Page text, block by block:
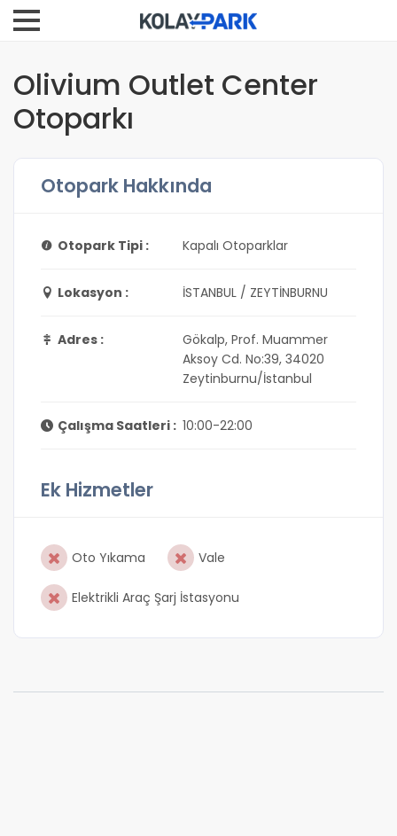
Olivium Outlet Center
Otoparkı
Otopark Hakkında
Otopark Tipi : Kapalı Otoparklar
Lokasyon : İSTANBUL / ZEYTİNBURNU
Adres :
Gökalp, Prof. Muammer
Aksoy Cd. No:39, 34020
Zeytinburnu/İstanbul
Çalışma Saatleri : 10:00-22:00
Ek Hizmetler
Oto Yıkama Vale
Elektrikli Araç Şarj İstasyonu